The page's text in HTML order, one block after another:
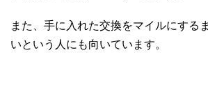
また、手に入れた交換をマイルにする
いという人にも向いています。